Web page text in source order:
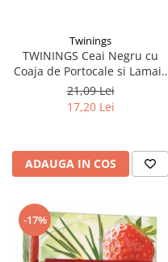
Twinings
TWININGS Ceai Negru cu
Coaja de Portocale si Lamaie
Lady Grey 25x1.5g
21,09 Lei
17,20 Lei
ADAUGA IN COS
-17%